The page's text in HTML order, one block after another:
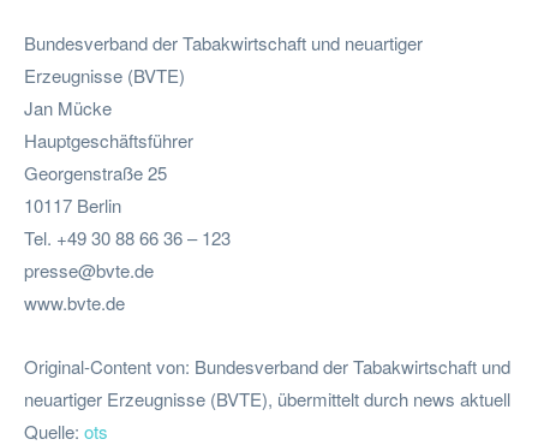
Bundesverband der Tabakwirtschaft und neuartiger
Erzeugnisse (BVTE)
Jan Mücke
Hauptgeschäftsführer
Georgenstraße 25
10117 Berlin
Tel. +49 30 88 66 36 – 123
presse@bvte.de
www.bvte.de
Original-Content von: Bundesverband der Tabakwirtschaft und
neuartiger Erzeugnisse (BVTE), übermittelt durch news aktuell
Quelle: ots